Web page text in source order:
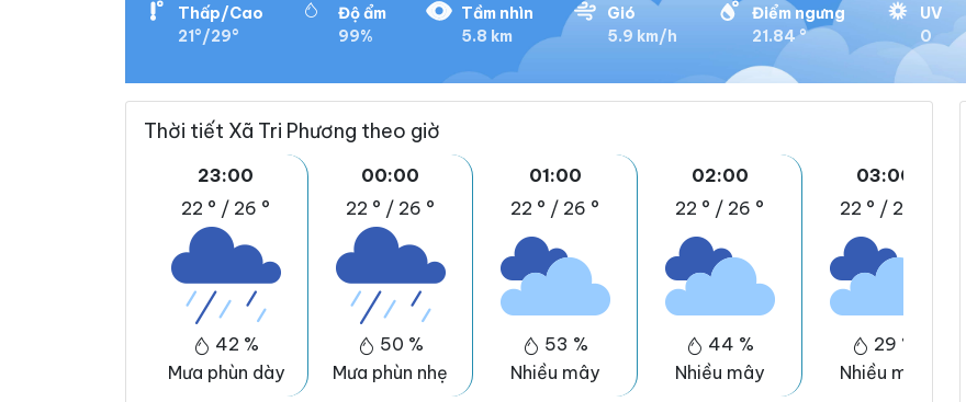
Thấp/Cao
21°/29°
Độ ẩm
99%
Tầm nhìn
5.8 km
Gió
5.9 km/h
Điểm ngưng
21.84 °
UV
0
Thời tiết Xã Tri Phương theo giờ
23:00
22 ° / 26 °
42 %
Mưa phùn dày
00:00
22 ° / 26 °
50 %
Mưa phùn nhẹ
01:00
22 ° / 26 °
53 %
Nhiều mây
02:00
22 ° / 26 °
44 %
Nhiều mây
03:00
22 ° / 25 °
29 %
Nhiều mây